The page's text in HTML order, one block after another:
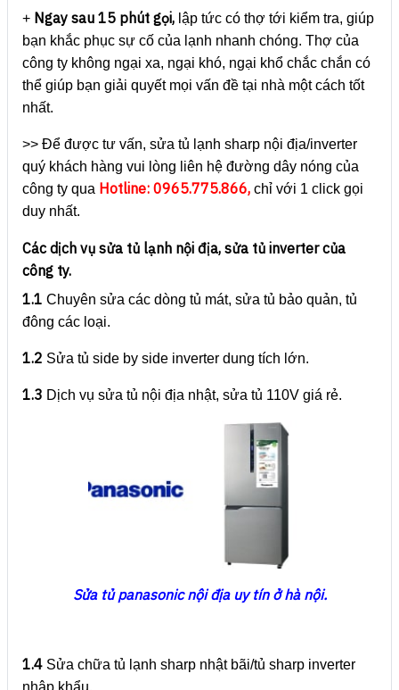
+ Ngay sau 15 phút gọi, lập tức có thợ tới kiểm tra, giúp
bạn khắc phục sự cố của lạnh nhanh chóng. Thợ của
công ty không ngại xa, ngại khó, ngại khổ chắc chắn có
thể giúp bạn giải quyết mọi vấn đề tại nhà một cách tốt
nhất.
>> Để được tư vấn, sửa tủ lạnh sharp nội địa/inverter
quý khách hàng vui lòng liên hệ đường dây nóng của
công ty qua Hotline: 0965.775.866, chỉ với 1 click gọi
duy nhất.
Các dịch vụ sửa tủ lạnh nội địa, sửa tủ inverter của
công ty.
1.1 Chuyên sửa các dòng tủ mát, sửa tủ bảo quản, tủ
đông các loại.
1.2 Sửa tủ side by side inverter dung tích lớn.
1.3 Dịch vụ sửa tủ nội địa nhật, sửa tủ 110V giá rẻ.
Sửa tủ panasonic nội địa uy tín ở hà nội.
1.4 Sửa chữa tủ lạnh sharp nhật bãi/tủ sharp inverter